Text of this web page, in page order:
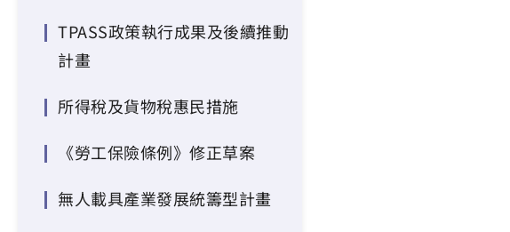
TPASS政策執行成果及後續推動
計畫
所得稅及貨物稅惠民措施
《勞工保險條例》修正草案
無人載具產業發展統籌型計畫